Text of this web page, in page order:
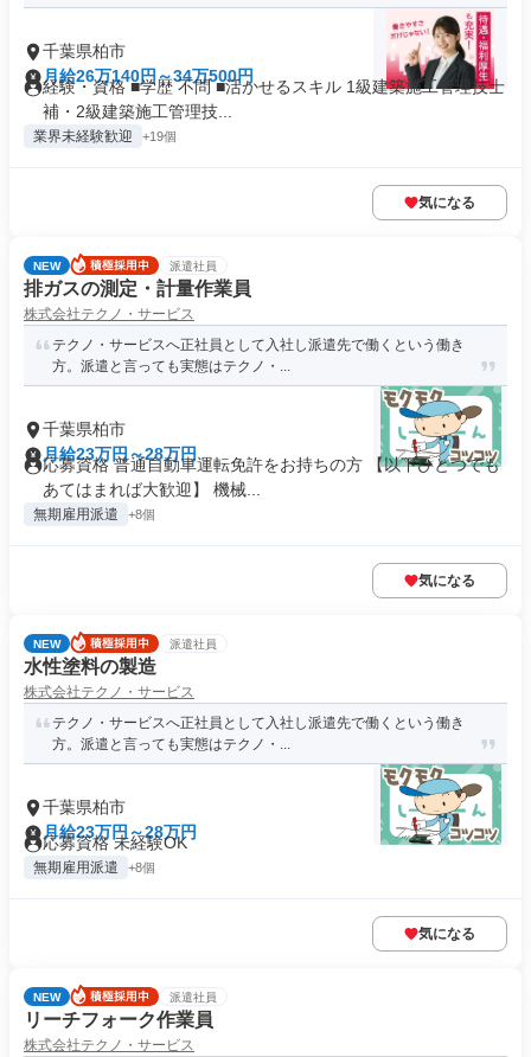
千葉県柏市
月給26万140円～34万500円
経験・資格 ■学歴 不問 ■活かせるスキル 1級建築施工管理技士
補・2級建築施工管理技...
業界未経験歓迎 +19個
気になる
NEW 派遣社員
排ガスの測定・計量作業員
株式会社テクノ・サービス
テクノ・サービスへ正社員として入社し派遣先で働くという働き
方。派遣と言っても実態はテクノ・...
千葉県柏市
月給23万円～28万円
応募資格 普通自動車運転免許をお持ちの方 【以下ひとつでも
あてはまれば大歓迎】 機械...
無期雇用派遣 +8個
気になる
NEW 派遣社員
水性塗料の製造
株式会社テクノ・サービス
テクノ・サービスへ正社員として入社し派遣先で働くという働き
方。派遣と言っても実態はテクノ・...
千葉県柏市
月給23万円～28万円
応募資格 未経験OK
無期雇用派遣 +8個
気になる
NEW 派遣社員
リーチフォーク作業員
株式会社テクノ・サービス